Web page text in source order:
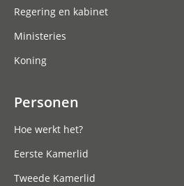
Regering en kabinet
Ministeries
Koning
Personen
Hoe werkt het?
Eerste Kamerlid
Tweede Kamerlid